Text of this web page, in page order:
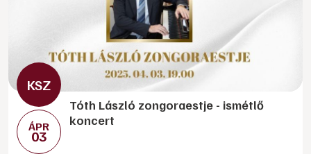
ÁPR
03
Tóth László zongoraestje - ismétlő
koncert